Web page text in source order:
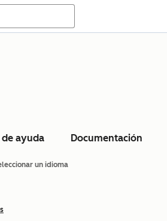
ayuda Documentación
un idioma